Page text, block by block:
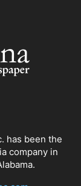
has been the
company in